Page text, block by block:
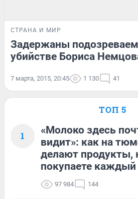
СТРАНА И МИР
Задержаны
убийстве Бориса
7 марта, 2015, 20:45 1 130 41
ТОП 5
1
«Молоко здесь
видит»: как на
делают продукты,
покупаете каждый
97 984 144